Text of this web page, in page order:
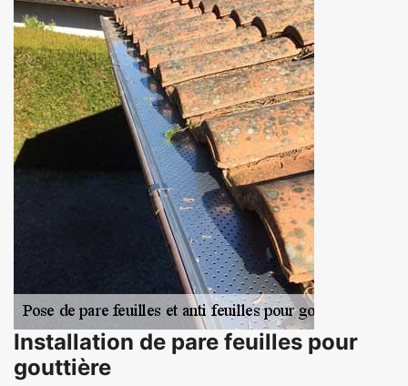
Installation de pare feuilles pour
gouttière